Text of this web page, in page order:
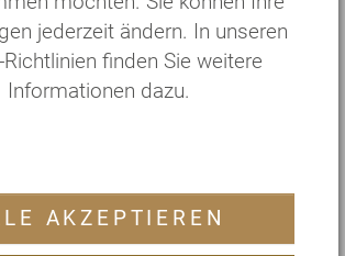
jederzeit ändern. In unseren
Richtlinien finden Sie weitere
Informationen dazu.
AKZEPTIEREN
Dr. Kalyani Nagersheth (Ärztin)
SvasthaMed